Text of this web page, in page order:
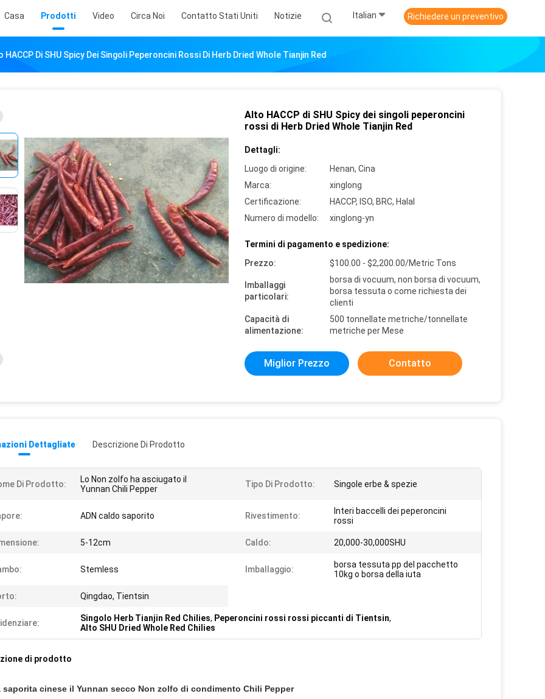
Casa Prodotti Video Circa Noi Contatto Stati Uniti Notizie Italian Richiedere un preventivo
HACCP Di SHU Spicy Dei Singoli Peperoncini Rossi Di Herb Dried Whole Tianjin Red
Alto HACCP di SHU Spicy dei singoli peperoncini
rossi di Herb Dried Whole Tianjin Red
Dettagli:
Luogo di origine:
Henan, Cina
Marca:
xinglong
Certificazione:
HACCP, ISO, BRC, Halal
Numero di modello:
xinglong-yn
Termini di pagamento e spedizione:
Prezzo:
$100.00 - $2,200.00/Metric Tons
Imballaggi
particolari:
borsa di vocuum, non borsa di vocuum,
borsa tessuta o come richiesta dei
clienti
Capacità di
alimentazione:
500 tonnellate metriche/tonnellate
metriche per Mese
Miglior Prezzo Contatto
Dettagliate Descrizione Di Prodotto
Di Prodotto:
Lo Non zolfo ha asciugato il
Yunnan Chili Pepper
Tipo Di Prodotto: Singole erbe & spezie
ADN caldo saporito Rivestimento:
Interi baccelli dei peperoncini
rossi
5-12cm Caldo: 20,000-30,000SHU
Stemless Imballaggio:
borsa tessuta pp del pacchetto
10kg o borsa della iuta
Qingdao, Tientsin
Singolo Herb Tianjin Red Chilies, Peperoncini rossi rossi piccanti di Tientsin,
Alto SHU Dried Whole Red Chilies
di prodotto
saporita cinese il Yunnan secco Non zolfo di condimento Chili Pepper